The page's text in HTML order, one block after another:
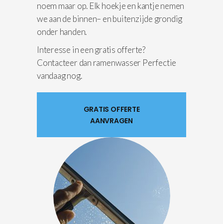
noem maar op. Elk hoekje en kantje nemen
we aan de binnen– en buitenzijde grondig
onder handen.
Interesse in een gratis offerte?
Contacteer dan ramenwasser Perfectie
vandaag nog.
GRATIS OFFERTE
AANVRAGEN